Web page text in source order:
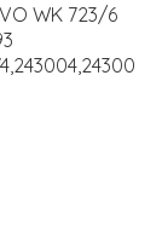
WK 723/6